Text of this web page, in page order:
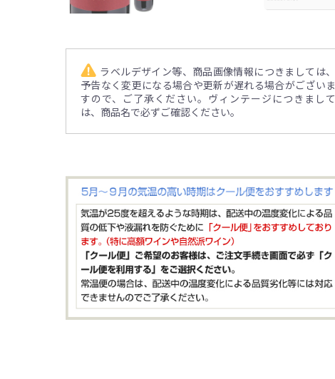
ラベルデザイン等、商品画像情報につきましては、
予告なく変更になる場合や更新が遅れる場合がございま
すので、ご了承ください。ヴィンテージにつきまして
は、商品名で必ずご確認ください。